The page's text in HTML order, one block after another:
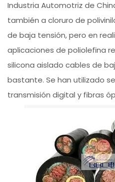
Industria Automotriz de
también a cloruro de
de baja tensión, pero en
aplicaciones de poliolefina
silicona aislado cables de
bastante. Se han utilizado
transmisión digital y fibras